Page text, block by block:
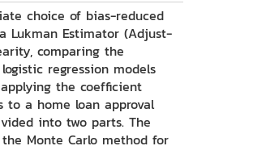
choice of bias-reduced
Lukman Estimator (Adjust-
comparing the
regression models
the coefficient
to a home loan approval
into two parts. The
Monte Carlo method for